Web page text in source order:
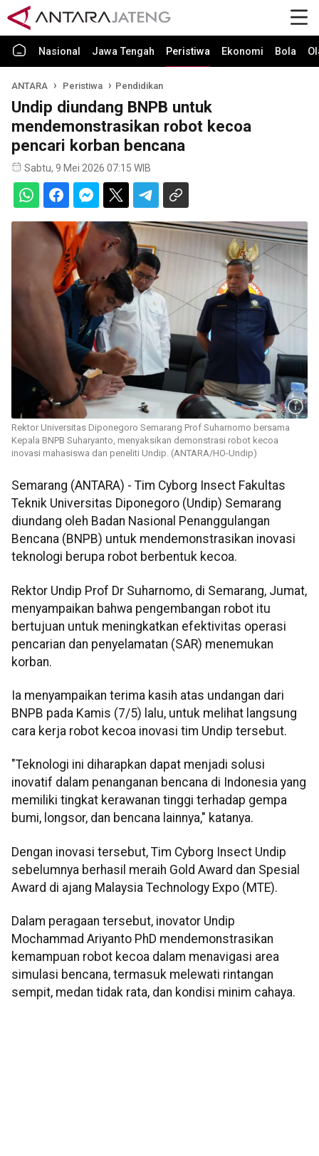
Nasional Jawa Tengah Peristiwa Ekonomi Bola
ANTARA Peristiwa Pendidikan
Undip diundang BNPB untuk
mendemonstrasikan robot kecoa
pencari korban bencana
Sabtu, 9 Mei 2026 07:15 WIB
Rektor Universitas Diponegoro Semarang Prof Suharnomo bersama
Kepala BNPB Suharyanto, menyaksikan demonstrasi robot kecoa
inovasi mahasiswa dan peneliti Undip. (ANTARA/HO-Undip)
Semarang (ANTARA) - Tim Cyborg Insect Fakultas
Teknik Universitas Diponegoro (Undip) Semarang
diundang oleh Badan Nasional Penanggulangan
Bencana (BNPB) untuk mendemonstrasikan inovasi
teknologi berupa robot berbentuk kecoa.
Rektor Undip Prof Dr Suharnomo, di Semarang, Jumat,
menyampaikan bahwa pengembangan robot itu
bertujuan untuk meningkatkan efektivitas operasi
pencarian dan penyelamatan (SAR) menemukan
korban.
Ia menyampaikan terima kasih atas undangan dari
BNPB pada Kamis (7/5) lalu, untuk melihat langsung
cara kerja robot kecoa inovasi tim Undip tersebut.
"Teknologi ini diharapkan dapat menjadi solusi
inovatif dalam penanganan bencana di Indonesia yang
memiliki tingkat kerawanan tinggi terhadap gempa
bumi, longsor, dan bencana lainnya," katanya.
Dengan inovasi tersebut, Tim Cyborg Insect Undip
sebelumnya berhasil meraih Gold Award dan Spesial
Award di ajang Malaysia Technology Expo (MTE).
Dalam peragaan tersebut, inovator Undip
Mochammad Ariyanto PhD mendemonstrasikan
kemampuan robot kecoa dalam menavigasi area
simulasi bencana, termasuk melewati rintangan
sempit, medan tidak rata, dan kondisi minim cahaya.